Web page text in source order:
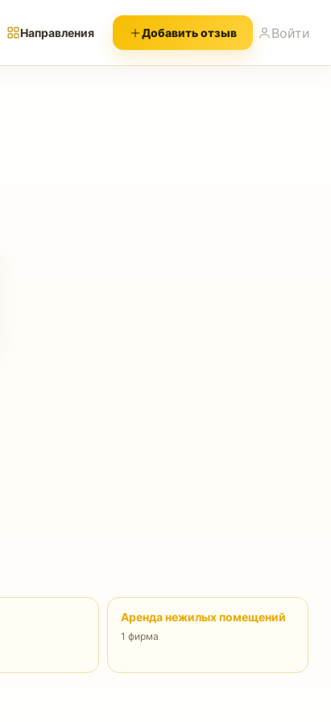
Направления Добавить отзыв Войти
Аренда нежилых помещений
1 фирма